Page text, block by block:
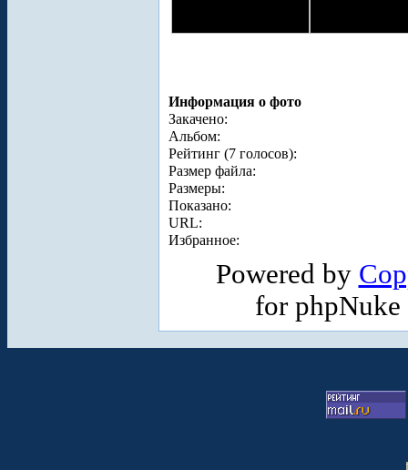
Информация о фото
Закачено:
Альбом:
Рейтинг (7 голосов):
Размер файла:
Размеры:
Показано:
URL:
Избранное:
Powered by
for